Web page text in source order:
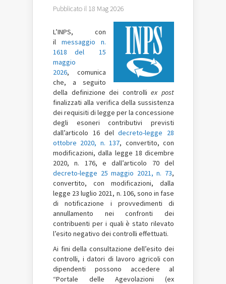
Pubblicato il 18 Mag 2026
L’INPS, con
il messaggio n.
1618 del 15
maggio
2026, comunica
che, a seguito
della definizione dei controlliex post
finalizzati alla verifica della sussistenza
dei requisiti di legge per la concessione
degli esoneri contributivi previsti
dall’articolo 16 deldecreto-legge 28
ottobre 2020, n. 137, convertito, con
modificazioni, dalla legge 18 dicembre
2020, n. 176, e dall’articolo 70 del
decreto-legge 25 maggio 2021, n. 73,
convertito, con modificazioni, dalla
legge 23 luglio 2021, n. 106, sono in fase
di notificazione i provvedimenti di
annullamento nei confronti dei
contribuenti per i quali è stato rilevato
l’esito negativo dei controlli effettuati.
Ai fini della consultazione dell’esito dei
controlli, i datori di lavoro agricoli con
dipendenti possono accedere al
“Portale delle Agevolazioni (ex